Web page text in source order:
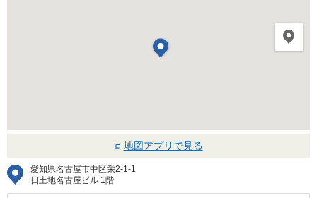
地図アプリで見る
愛知県名古屋市中区栄2-1-1
日土地名古屋ビル 1階